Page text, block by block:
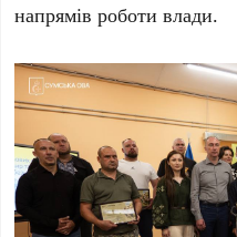
напрямів роботи влади.